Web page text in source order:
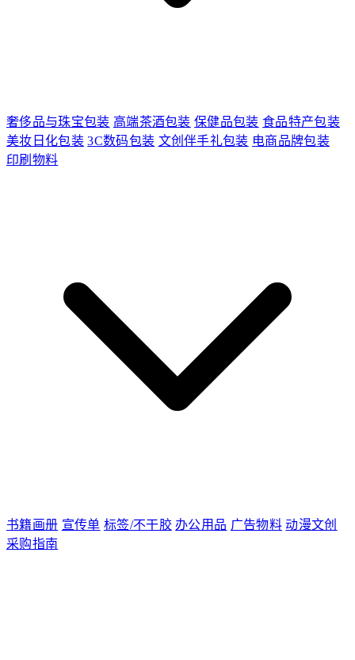
奢侈品与珠宝包装 高端茶酒包装 保健品包装 食品特产包装
美妆日化包装 3C数码包装 文创伴手礼包装 电商品牌包装
印刷物料
书籍画册 宣传单 标签/不干胶 办公用品 广告物料 动漫文创
采购指南